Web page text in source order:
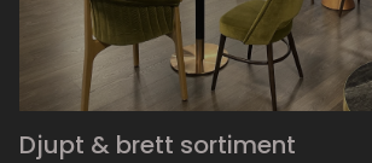
Djupt & brett sortiment